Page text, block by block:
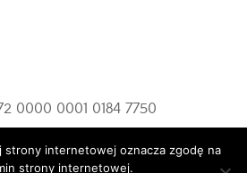
strony internetowej oznacza zgodę na
strony internetowej.
0000 0001 0184 7750